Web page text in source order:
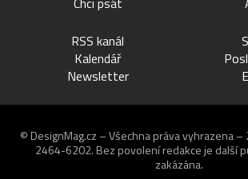
RSS kanál
Kalendář
Newsletter
© DesignMag.cz – Všechna práva vyhrazena
2464-6202. Bez povolení redakce je další
zakázána.